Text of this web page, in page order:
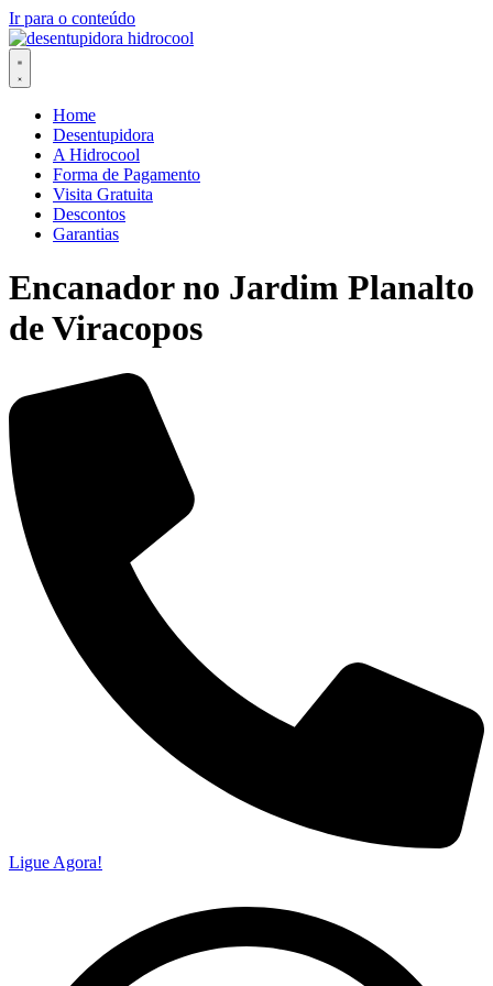
Ir para o conteúdo
Home
Desentupidora
A Hidrocool
Forma de Pagamento
Visita Gratuita
Descontos
Garantias
Encanador no Jardim Planalto
de Viracopos
Ligue Agora!